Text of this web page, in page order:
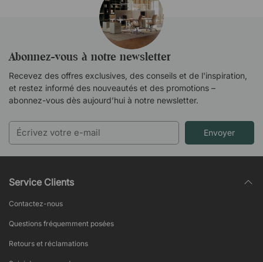
Abonnez-vous à notre newsletter
Recevez des offres exclusives, des conseils et de l'inspiration,
et restez informé des nouveautés et des promotions –
abonnez-vous dès aujourd’hui à notre newsletter.
Envoyer
Service Clients
Contactez-nous
Questions fréquemment posées
Retours et réclamations